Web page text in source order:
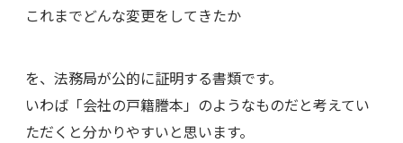
これまでどんな変更をしてきたか
を、法務局が公的に証明する書類です。
いわば「会社の戸籍謄本」のようなものだと考えてい
ただくと分かりやすいと思います。